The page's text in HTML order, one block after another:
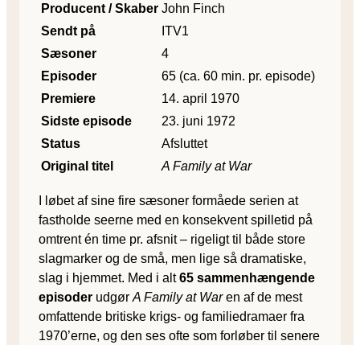
Producent / Skaber John Finch
Sendt på
ITV1
Sæsoner
4
Episoder
65 (ca. 60 min. pr. episode)
Premiere
14. april 1970
Sidste episode
23. juni 1972
Status
Afsluttet
Original titel
A Family at War
I løbet af sine fire sæsoner formåede serien at
fastholde seerne med en konsekvent spilletid på
omtrent én time pr. afsnit – rigeligt til både store
slagmarker og de små, men lige så dramatiske,
slag i hjemmet. Med i alt65 sammenhængende
episoder udgør A Family at Waren af de mest
omfattende britiske krigs- og familiedramaer fra
1970’erne, og den ses ofte som forløber til senere